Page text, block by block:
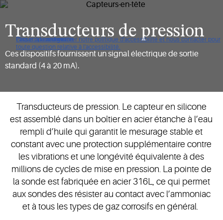
Cliquez pour consulter notre politique d'accessibilité et nous contacter pour
toute question relative à l'accessibilité.
Passer à la navigation
Passer au contenu
Passer à la recherche
Transducteurs de pression
Ces dispositifs fournissent un signal électrique de sortie
standard (4 à 20 mA).
Transducteurs de pression. Le capteur en silicone
est assemblé dans un boîtier en acier étanche à l’eau
rempli d’huile qui garantit le mesurage stable et
constant avec une protection supplémentaire contre
les vibrations et une longévité équivalente à des
millions de cycles de mise en pression. La pointe de
la sonde est fabriquée en acier 316L, ce qui permet
aux sondes des résister au contact avec l’ammoniac
et à tous les types de gaz corrosifs en général.